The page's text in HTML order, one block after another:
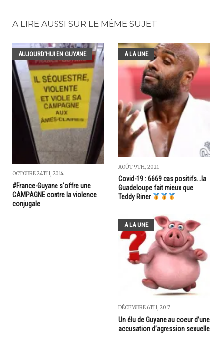
A LIRE AUSSI SUR LE MÊME SUJET
AUJOURD'HUI EN GUYANE
OCTOBRE 24TH, 2014
#France-Guyane s'offre une
CAMPAGNE contre la violence
conjugale
A LA UNE
AOÛT 9TH, 2021
Covid-19 : 6669 cas positifs...la
Guadeloupe fait mieux que
Teddy Riner
A LA UNE
DÉCEMBRE 6TH, 2017
Un élu de Guyane au coeur d’une
accusation d’agression sexuelle